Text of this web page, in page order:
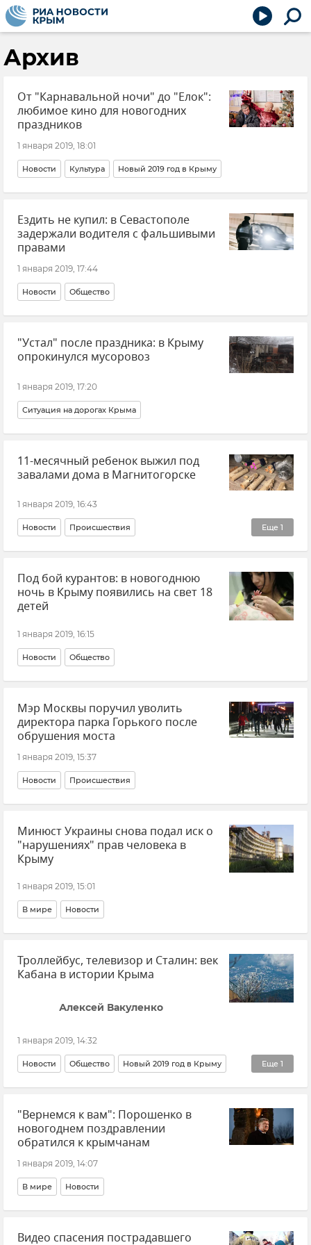
Архив
От "Карнавальной ночи" до "Елок":
любимое кино для новогодних
праздников
1 января 2019, 18:01
Новости Культура Новый 2019 год в Крыму
Ездить не купил: в Севастополе
задержали водителя с фальшивыми
правами
1 января 2019, 17:44
Новости Общество
"Устал" после праздника: в Крыму
опрокинулся мусоровоз
1 января 2019, 17:20
Ситуация на дорогах Крыма
11-месячный ребенок выжил под
завалами дома в Магнитогорске
1 января 2019, 16:43
Еще 1
Новости Происшествия
Взрыв газа в жилом доме в Магнитогорске
Под бой курантов: в новогоднюю
ночь в Крыму появились на свет 18
детей
1 января 2019, 16:15
Новости Общество
Мэр Москвы поручил уволить
директора парка Горького после
обрушения моста
1 января 2019, 15:37
Новости Происшествия
Минюст Украины снова подал иск о
"нарушениях" прав человека в
Крыму
1 января 2019, 15:01
В мире Новости
Троллейбус, телевизор и Сталин: век
Кабана в истории Крыма
Алексей Вакуленко
1 января 2019, 14:32
Еще 1
Новости Общество Новый 2019 год в Крыму
Авторы
"Вернемся к вам": Порошенко в
новогоднем поздравлении
обратился к крымчанам
1 января 2019, 14:07
В мире Новости
Видео спасения пострадавшего